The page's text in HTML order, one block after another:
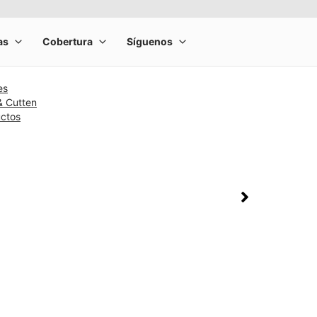
Cutten
product image at a time. Use the Previous and Next buttons